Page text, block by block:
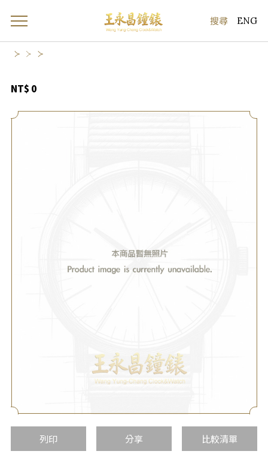
ENG
NT$ 0
列印 分享 比較清單